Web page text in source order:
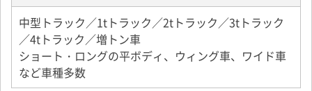
中型トラック／1tトラック／2tトラック／3tトラック
／4tトラック／増トン車
ショート・ロングの平ボディ、ウィング車、ワイド車
など車種多数